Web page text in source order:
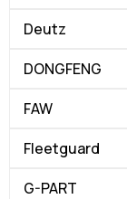
Deutz
DONGFENG
FAW
Fleetguard
G-PART